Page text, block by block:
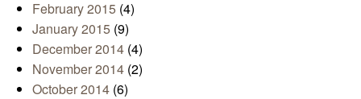
February 2015 (4)
January 2015 (9)
December 2014 (4)
November 2014 (2)
October 2014 (6)